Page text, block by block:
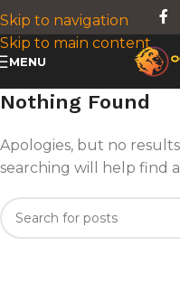
Skip to navigation
Skip to main content
MENU
Nothing Found
Apologies, but no
searching will help find